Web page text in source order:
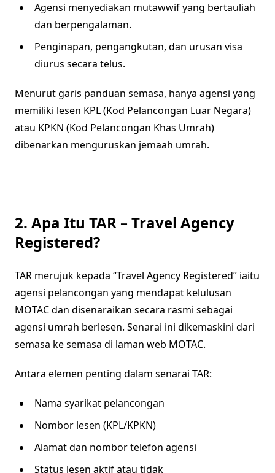
Agensi menyediakan mutawwif yang bertauliah
dan berpengalaman.
Penginapan, pengangkutan, dan urusan visa
diurus secara telus.
Menurut garis panduan semasa, hanya agensi yang
memiliki lesen KPL (Kod Pelancongan Luar Negara)
atau KPKN (Kod Pelancongan Khas Umrah)
dibenarkan menguruskan jemaah umrah.
2. Apa Itu TAR – Travel Agency
Registered?
TAR merujuk kepada “Travel Agency Registered” iaitu
agensi pelancongan yang mendapat kelulusan
MOTAC dan disenaraikan secara rasmi sebagai
agensi umrah berlesen. Senarai ini dikemaskini dari
semasa ke semasa di laman web MOTAC.
Antara elemen penting dalam senarai TAR:
Nama syarikat pelancongan
Nombor lesen (KPL/KPKN)
Alamat dan nombor telefon agensi
Status lesen aktif atau tidak